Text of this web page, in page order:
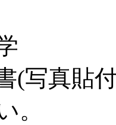
(写真貼
。